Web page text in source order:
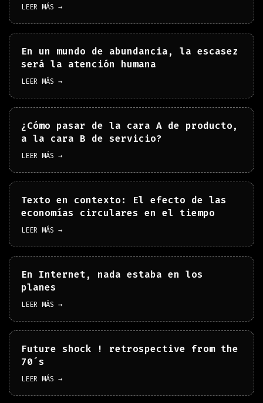
LEER MÁS →
En un mundo de abundancia, la escasez
será la atención humana
LEER MÁS →
¿Cómo pasar de la cara A de producto,
a la cara B de servicio?
LEER MÁS →
Texto en contexto: El efecto de las
economías circulares en el tiempo
LEER MÁS →
En Internet, nada estaba en los
planes
LEER MÁS →
Future shock ! retrospective from the
70´s
LEER MÁS →